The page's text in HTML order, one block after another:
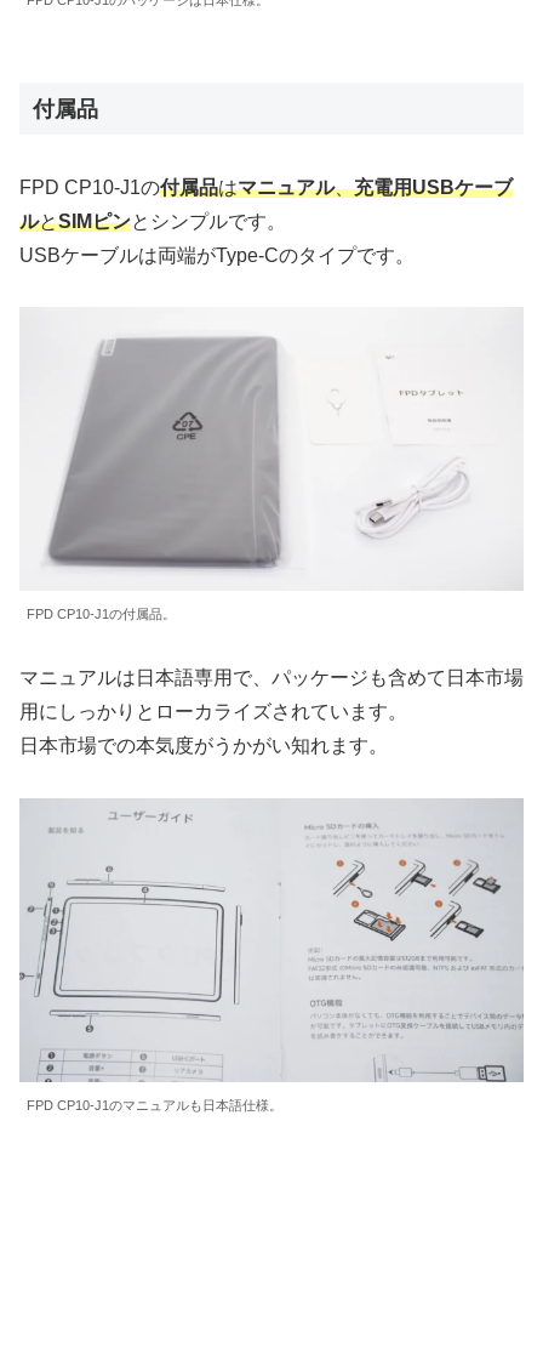
付属品
FPD CP10-J1の付属品はマニュアル、充電用USBケーブ
ルとSIMピンとシンプルです。
USBケーブルは両端がType-Cのタイプです。
FPD CP10-J1の付属品。
マニュアルは日本語専用で、パッケージも含めて日本市場
用にしっかりとローカライズされています。
日本市場での本気度がうかがい知れます。
FPD CP10-J1のマニュアルも日本語仕様。